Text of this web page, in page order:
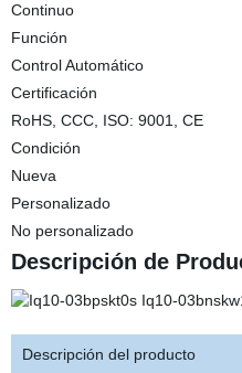
Continuo
Función
Control Automático
Certificación
RoHS, CCC, ISO: 9001, CE
Condición
Nueva
Personalizado
No personalizado
Descripción de
Descripción del producto